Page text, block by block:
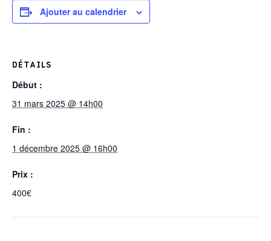
Ajouter au calendrier
DÉTAILS
Début :
31 mars 2025 @ 14h00
Fin :
1 décembre 2025 @ 16h00
Prix :
400€